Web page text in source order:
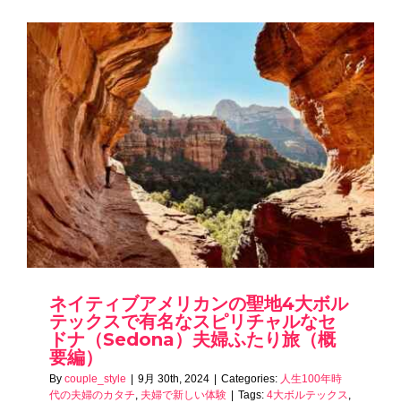
Charging
time
Write a
book
ネイティブアメリカンの聖地4大ボル
テックスで有名なスピリチャルなセ
ドナ（Sedona）夫婦ふたり旅（概
要編）
By couple_style | 9月 30th, 2024 | Categories: 人生100年時
代の夫婦のカタチ, 夫婦で新しい体験 | Tags: 4大ボルテックス,